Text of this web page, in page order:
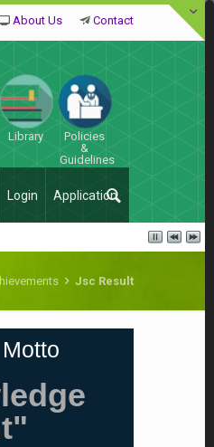
About Us Contact
Login Application
Library
Policies
&
Guidelines
Jsc Result